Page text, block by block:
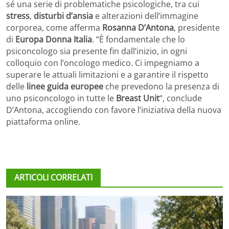
sé una serie di problematiche psicologiche, tra cui
stress, disturbi d’ansia e alterazioni dell’immagine
corporea, come afferma Rosanna D’Antona, presidente
di Europa Donna Italia. “È fondamentale che lo
psiconcologo sia presente fin dall’inizio, in ogni
colloquio con l’oncologo medico. Ci impegniamo a
superare le attuali limitazioni e a garantire il rispetto
delle linee guida europee che prevedono la presenza di
uno psiconcologo in tutte le Breast Unit“, conclude
D’Antona, accogliendo con favore l’iniziativa della nuova
piattaforma online.
ARTICOLI CORRELATI